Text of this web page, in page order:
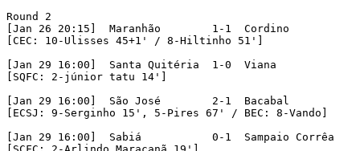
Round 2
[Jan 26 20:15]	Maranhão	1-1  Cordino
[CEC: 10-Ulisses 45+1' / 8-Hiltinho 51']
[Jan 29 16:00]	Santa Quitéria	1-0  Viana
[SQFC: 2-júnior tatu 14']
[Jan 29 16:00]	São José	2-1  Bacabal
[ECSJ: 9-Serginho 15', 5-Pires 67' / BEC: 8-Vando]
[Jan 29 16:00]	Sabiá		0-1  Sampaio Corrêa